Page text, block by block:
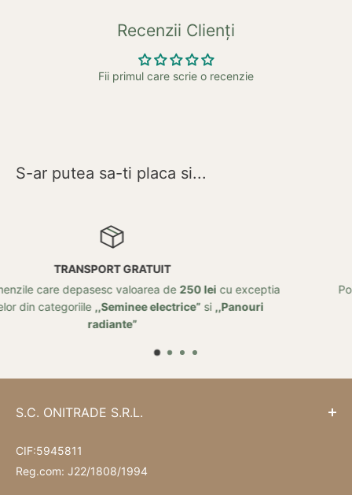
Recenzii Clienți
Fii primul care scrie o recenzie
S-ar putea sa-ti placa si...
exceptia
Posibilitate de retur in 14 zile de la data
S.C. ONITRADE S.R.L.
CIF:5945811
Reg.com: J22/1808/1994